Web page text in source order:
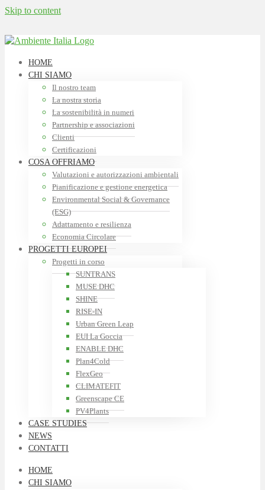
Skip to content
HOME
CHI SIAMO
Il nostro team
La nostra storia
La sostenibilità in numeri
Partnership e associazioni
Clienti
Certificazioni
COSA OFFRIAMO
Valutazioni e autorizzazioni ambientali
Pianificazione e gestione energetica
Environmental Social & Governance
(ESG)
Adattamento e resilienza
Economia Circolare
PROGETTI EUROPEI
Progetti in corso
SUNTRANS
MUSE DHC
SHINE
RISE-IN
Urban Green Leap
EUI La Goccia
ENABLE DHC
Plan4Cold
FlexGeo
CLIMATEFIT
Greenscape CE
PV4Plants
CASE STUDIES
NEWS
CONTATTI
HOME
CHI SIAMO